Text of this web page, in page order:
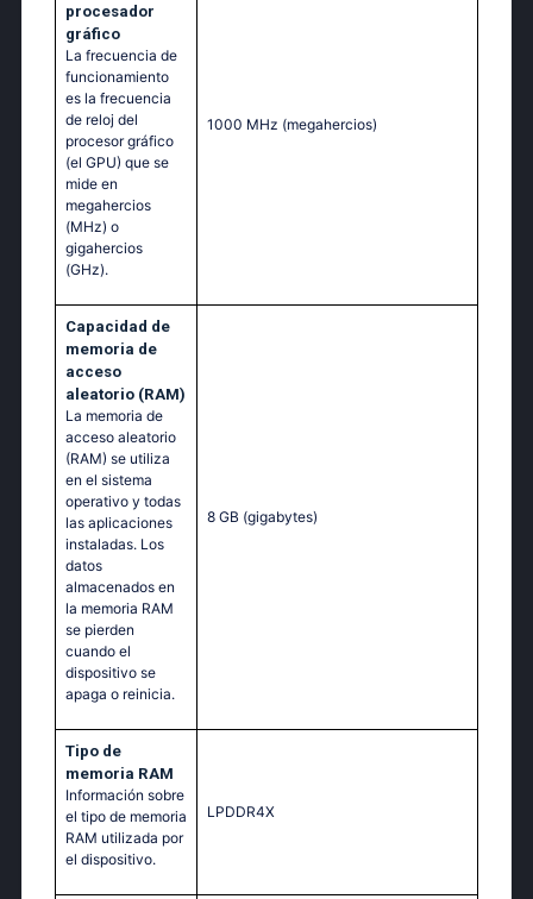
procesador
gráfico
La frecuencia de
funcionamiento
es la frecuencia
de reloj del
procesor gráfico
(el GPU) que se
mide en
megahercios
(MHz) o
gigahercios
(GHz).
1000 MHz (megahercios)
Capacidad de
memoria de
acceso
aleatorio (RAM)
La memoria de
acceso aleatorio
(RAM) se utiliza
en el sistema
operativo y todas
las aplicaciones
instaladas. Los
datos
almacenados en
la memoria RAM
se pierden
cuando el
dispositivo se
apaga o reinicia.
8 GB (gigabytes)
Tipo de
memoria RAM
Información sobre
el tipo de memoria
RAM utilizada por
el dispositivo.
LPDDR4X